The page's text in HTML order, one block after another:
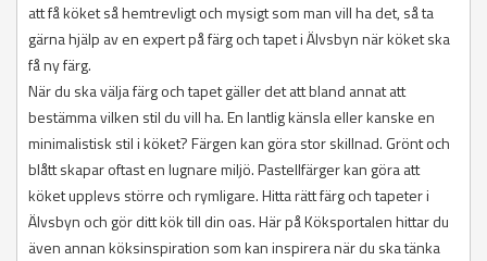
att få köket så hemtrevligt och mysigt som man vill ha det, så ta
gärna hjälp av en expert på färg och tapet i Älvsbyn när köket ska
få ny färg.
När du ska välja färg och tapet gäller det att bland annat att
bestämma vilken stil du vill ha. En lantlig känsla eller kanske en
minimalistisk stil i köket? Färgen kan göra stor skillnad. Grönt och
blått skapar oftast en lugnare miljö. Pastellfärger kan göra att
köket upplevs större och rymligare. Hitta rätt färg och tapeter i
Älvsbyn och gör ditt kök till din oas. Här på Köksportalen hittar du
även annan köksinspiration som kan inspirera när du ska tänka